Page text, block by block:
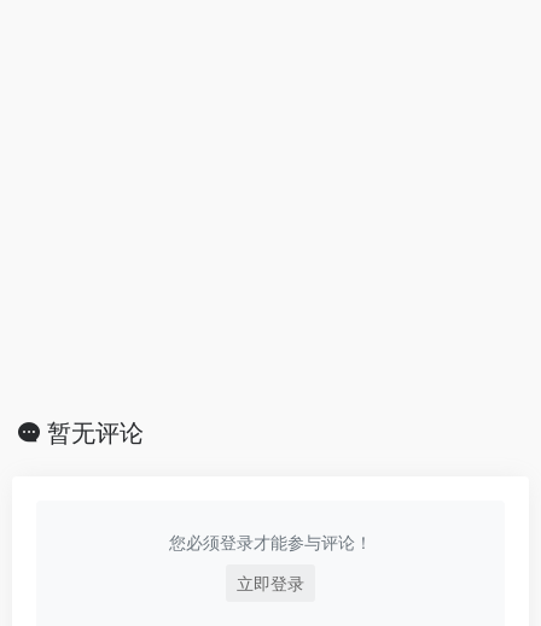
暂无评论
您必须登录才能参与评论！
立即登录